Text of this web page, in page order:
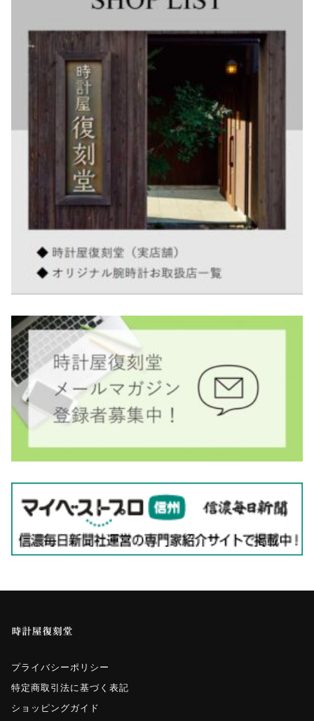
プライバシーポリシー
特定商取引法に基づく表記
ショッピングガイド